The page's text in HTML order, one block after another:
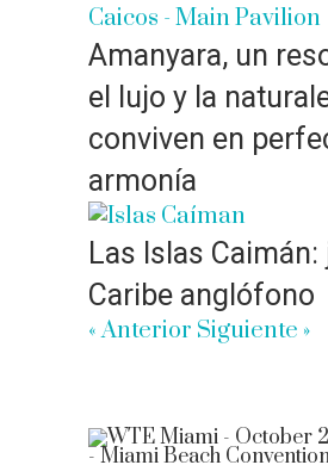
Amanyara, un
el lujo y la
conviven en
armonía
Las Islas Caimán:
Caribe anglófono
« Anterior Siguiente »